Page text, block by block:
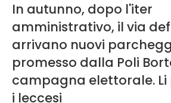
In autunno, dopo l'iter
amministrativo, il via
arrivano nuovi
promesso dalla Poli
campagna elettorale.
i leccesi